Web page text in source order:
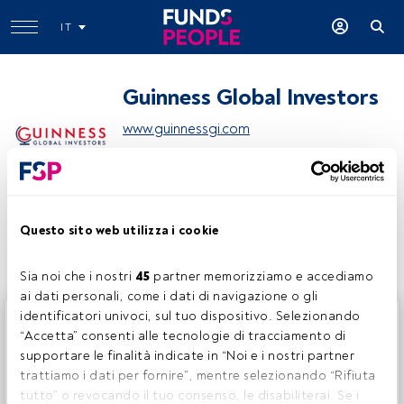
Questo sito web utilizza i cookie
Sia noi che i nostri 45 partner memorizziamo e accediamo
ai dati personali, come i dati di navigazione o gli
identificatori univoci, sul tuo dispositivo. Selezionando
“Accetta” consenti alle tecnologie di tracciamento di
supportare le finalità indicate in “Noi e i nostri partner
trattiamo i dati per fornire”, mentre selezionando “Rifiuta
tutto” o revocando il tuo consenso, le disabiliterai. Se i
IT
Guinness Global Investors
www.guinnessgi.com
Questo è un articolo riservato agli utenti FundsPeople. Se
sei già registrato, accedi tramite il pulsante Login. Se non
hai ancora un account, ti invitiamo a registrarti per scoprire
tutti i contenuti che FundsPeople ha da offrire.